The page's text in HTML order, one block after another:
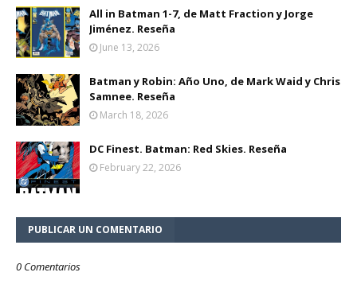
All in Batman 1-7, de Matt Fraction y Jorge
Jiménez. Reseña
June 13, 2026
Batman y Robin: Año Uno, de Mark Waid y Chris
Samnee. Reseña
March 18, 2026
DC Finest. Batman: Red Skies. Reseña
February 22, 2026
PUBLICAR UN COMENTARIO
0 Comentarios